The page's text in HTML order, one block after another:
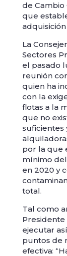
de Cambio
que
La
Sectores
el pasado
reunión
quien ha
con la
flotas a la
que no
suficientes
por la que
mínimo
en 2020 y
total.
Tal como
Presidente
ejecutar
puntos de
efectiva: